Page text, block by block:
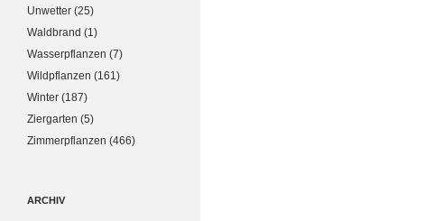
Unwetter (25)
Waldbrand (1)
Wasserpflanzen (7)
Wildpflanzen (161)
Winter (187)
Ziergarten (5)
Zimmerpflanzen (466)
ARCHIV